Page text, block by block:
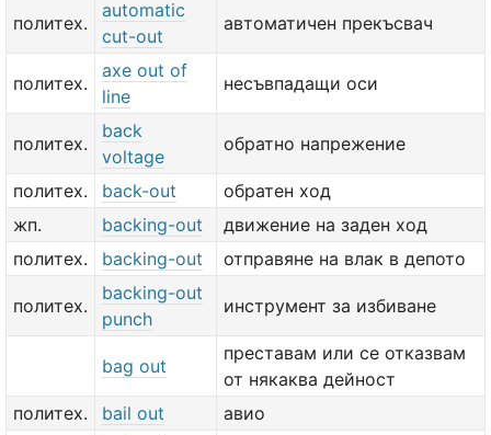
политех.
automatic
cut-out
автоматичен прекъсвач
политех.
axe out of
line
несъвпадащи оси
политех.
back
voltage
обратно напрежение
политех. back-out
обратен ход
жп.
backing-out
движение на заден ход
политех.
backing-out отправяне на влак в депото
политех.
backing-out
punch
инструмент за избиване
bag out
преставам или се отказвам
от някаква дейност
политех.
bail out
авио